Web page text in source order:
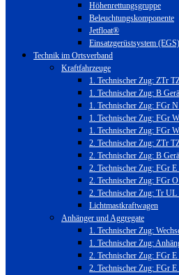
Höhenrettungsgruppe
Beleuchtungskomponente
Jetfloat®
Einsatzgerüstsystem (EGS)
Technik im Ortsverband
Kraftfahrzeuge
1. Technischer Zug: ZTr
1. Technischer Zug: B
1. Technischer Zug: FGr
1. Technischer Zug: FGr
1. Technischer Zug: FGr
2. Technischer Zug: ZTr
2. Technischer Zug: B
2. Technischer Zug: FGr
2. Technischer Zug: FGr
2. Technischer Zug: Tr
Lichtmastkraftwagen
Anhänger und Aggregate
1. Technischer Zug:
1. Technischer Zug:
2. Technischer Zug: FGr
2. Technischer Zug: FGr